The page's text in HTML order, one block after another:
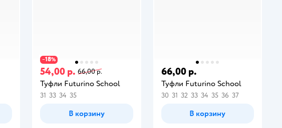
−18%
54,00 р. 66,00 р.
Туфли Futurino School
31 33 34 35
В корзину
66,00 р.
Туфли Futurino School
30 31 32 33 34 35 36 37
В корзину